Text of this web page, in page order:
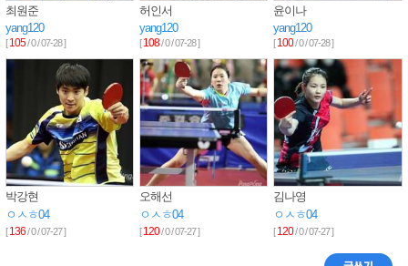
최원준
yang120
[105/ 0 / 07-28 ]
허인서
yang120
[108/ 0 / 07-28 ]
윤이나
yang120
[100/ 0 / 07-28 ]
박강현
ㅇㅅㅎ04
[136/ 0 / 07-27 ]
오해선
ㅇㅅㅎ04
[120/ 0 / 07-27 ]
김나영
ㅇㅅㅎ04
[120/ 0 / 07-27 ]